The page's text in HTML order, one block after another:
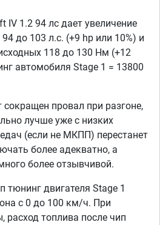
IV 1.2 94 лс дает увеличение
до 103 л.с. (+9 hp или 10%) и
118 до 130 Нм (+12
автомобиля Stage 1 = 13800
сокращен провал при разгоне,
лучше уже с низких
(если не МКПП) перестанет
более адекватно, а
более отзывчивой.
тюнинг двигателя Stage 1
с 0 до 100 км/ч. При
расход топлива после чип